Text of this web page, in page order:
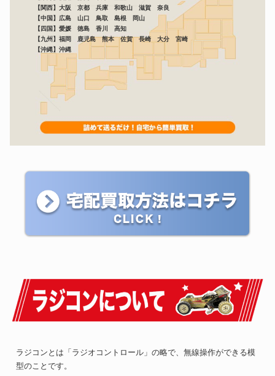
【関西】大阪 京都 兵庫 和歌山 滋賀 奈良
【中国】広島 山口 鳥取 島根 岡山
【四国】愛媛 徳島 香川 高知
【九州】福岡 鹿児島 熊本 佐賀 長崎 大分 宮崎
【沖縄】沖縄
ラジコンとは「ラジオコントロール」の略で、無線操作ができる模
型のことです。